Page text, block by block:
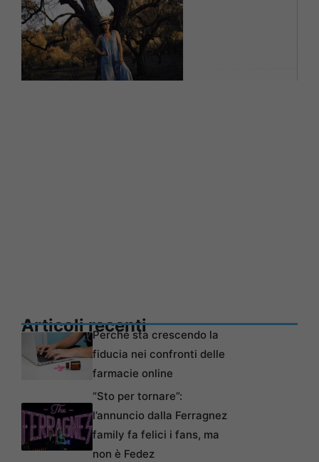
Articoli recentiPerché sta crescendo la
fiducia nei confronti delle
farmacie online
“Sto per tornare”:
l’annuncio dalla Ferragnez
family fa felici i fans, ma
non è Fedez